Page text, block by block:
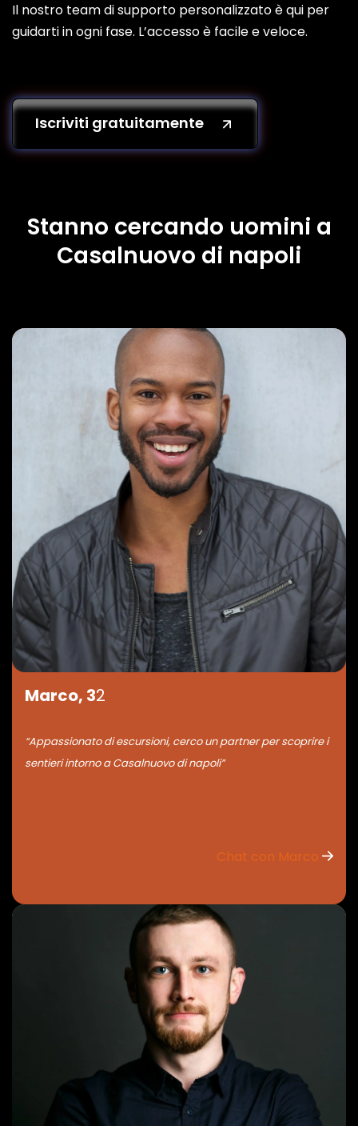
Il nostro team di supporto personalizzato è qui per
guidarti in ogni fase. L’accesso è facile e veloce.
Iscriviti gratuitamente
Stanno cercando uomini a
Casalnuovo di napoli
Marco, 32
“Appassionato di escursioni, cerco un partner per scoprire i
sentieri intorno a Casalnuovo di napoli”
Chat con Marco